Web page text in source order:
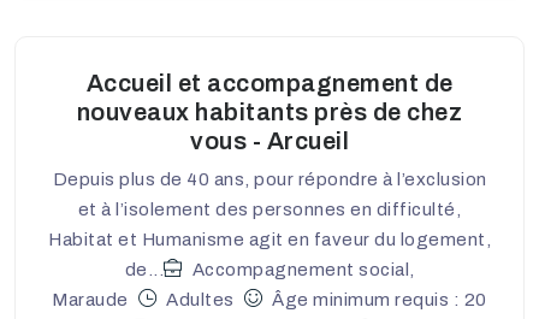
Accueil et accompagnement de
nouveaux habitants près de chez
vous - Arcueil
Depuis plus de 40 ans, pour répondre à l’exclusion
et à l’isolement des personnes en difficulté,
Habitat et Humanisme agit en faveur du logement,
de...
Accompagnement social,
Maraude
Adultes
Âge minimum requis : 20